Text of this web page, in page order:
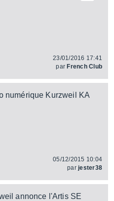
23/01/2016 17:41
par French Club
numérique Kurzweil KA
05/12/2015 10:04
parjester38
annonce l'Artis SE